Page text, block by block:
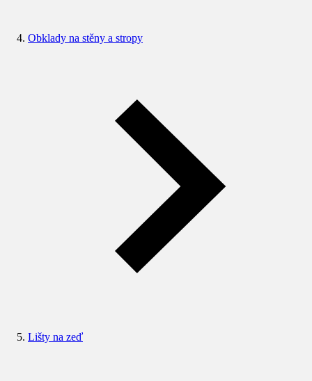
Obklady na stěny a stropy
Lišty na zeď